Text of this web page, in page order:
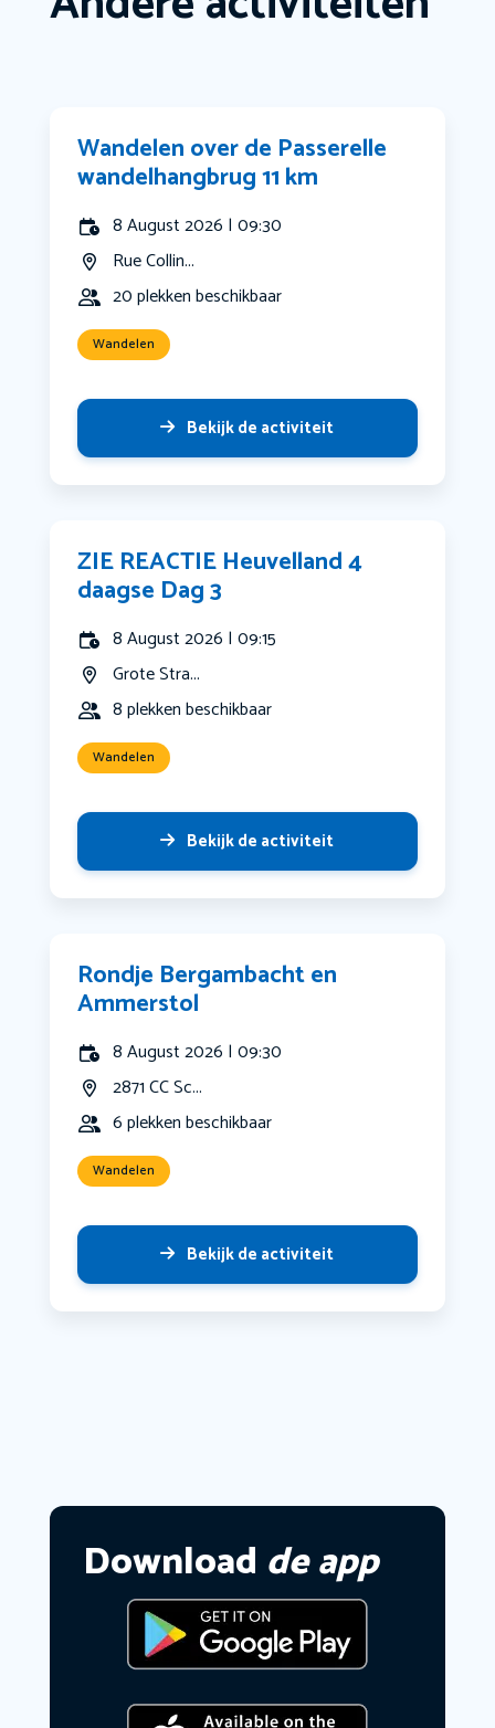
Wandelen over de Passerelle
wandelhangbrug 11 km
8 August 2026 | 09:30
Rue Collin...
20 plekken beschikbaar
Wandelen
Bekijk de activiteit
ZIE REACTIE Heuvelland 4
daagse Dag 3
8 August 2026 | 09:15
Grote Stra...
8 plekken beschikbaar
Wandelen
Bekijk de activiteit
Rondje Bergambacht en
Ammerstol
8 August 2026 | 09:30
2871 CC Sc...
6 plekken beschikbaar
Wandelen
Bekijk de activiteit
Download de app